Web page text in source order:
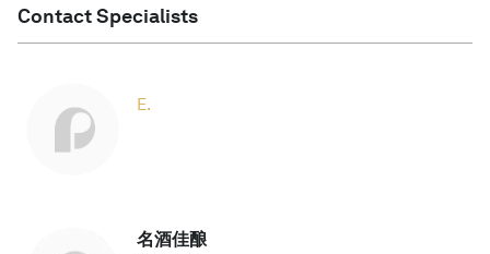
Contact Specialists
E.
名酒佳酿